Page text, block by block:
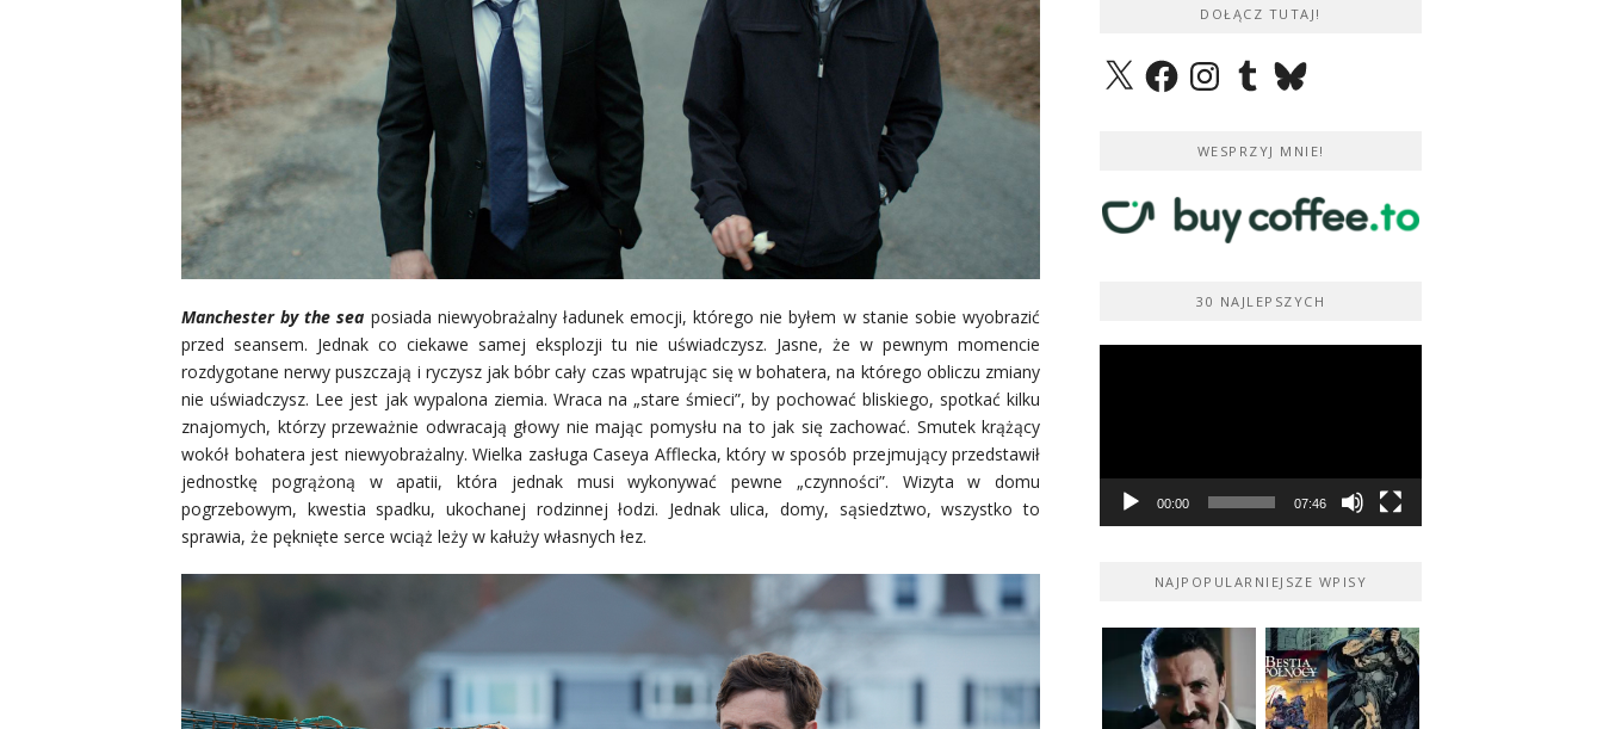
Manchester by the sea posiada niewyobrażalny ładunek emocji, którego nie byłem w stanie sobie wyobrazić
przed seansem. Jednak co ciekawe samej eksplozji tu nie uświadczysz. Jasne, że w pewnym momencie
rozdygotane nerwy puszczają i ryczysz jak bóbr cały czas wpatrując się w bohatera, na którego obliczu zmiany
nie uświadczysz. Lee jest jak wypalona ziemia. Wraca na „stare śmieci”, by pochować bliskiego, spotkać kilku
znajomych, którzy przeważnie odwracają głowy nie mając pomysłu na to jak się zachować. Smutek krążący
wokół bohatera jest niewyobrażalny. Wielka zasługa Caseya Afflecka, który w sposób przejmujący przedstawił
jednostkę pogrążoną w apatii, która jednak musi wykonywać pewne „czynności”. Wizyta w domu
pogrzebowym, kwestia spadku, ukochanej rodzinnej łodzi. Jednak ulica, domy, sąsiedztwo, wszystko to
sprawia, że pęknięte serce wciąż leży w kałuży własnych łez.
DOŁĄCZ TUTAJ!
X FacebookInstagramTumblrBluesky
WESPRZYJ MNIE!
30 NAJLEPSZYCH
00:00 07:46
NAJPOPULARNIEJSZE WPISY